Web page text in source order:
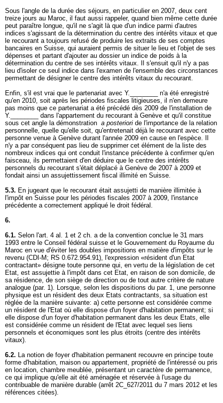
Sous l'angle de la durée des séjours, en particulier en 2007, deux cent
treize jours au Maroc, il faut aussi rappeler, quand bien même cette durée
peut paraître longue, qu'il ne s'agit là que d'un indice parmi d'autres
indices s'agissant de la détermination du centre des intérêts vitaux et que
le recourant a toujours refusé de produire les extraits de ses comptes
bancaires en Suisse, qui auraient permis de situer le lieu et l'objet de ses
dépenses et partant d'ajouter au dossier un indice de poids à la
détermination du centre de ses intérêts vitaux. Il s'ensuit qu'il n'y a pas
lieu d'isoler ce seul indice dans l'examen de l'ensemble des circonstances
permettant de désigner le centre des intérêts vitaux du recourant.
Enfin, s'il est vrai que le partenariat avec Y.________ n'a été enregistré
qu'en 2010, soit après les périodes fiscales litigieuses, il n'en demeure
pas moins que ce partenariat a été précédé dès 2009 de l'installation de
Y.________ dans l'appartement du recourant à Genève et qu'il constitue
sous cet angle la démonstration a posteriori de l'importance de la relation
personnelle, quelle qu'elle soit, qu'entretenait déjà le recourant avec cette
personne venue à Genève durant l'année 2009 en cause en l'espèce. Il
n'y a par conséquent pas lieu de supprimer cet élément de la liste des
nombreux indices qui ont conduit l'instance précédente à confirmer qu'en
faisceau, ils permettaient d'en déduire que le centre des intérêts
personnels du recourant s'était déplacé à Genève de 2007 à 2009 et
fondait ainsi un assujettissement fiscal illimité en Suisse.
5.3. En jugeant que le recourant était assujetti de manière illimitée à
l'impôt en Suisse pour les périodes fiscales 2007 à 2009, l'instance
précédente a correctement appliqué le droit fédéral.
6.
6.1. Selon l'art. 4 al. 1 et 2 ch. a de la convention conclue le 31 mars
1993 entre le Conseil fédéral suisse et le Gouvernement du Royaume du
Maroc en vue d'éviter les doubles impositions en matière d'impôts sur le
revenu (CDI-M; RS 0.672.954.91), l'expression «résident d'un Etat
contractant» désigne toute personne qui, en vertu de la législation de cet
Etat, est assujettie à l'impôt dans cet Etat, en raison de son domicile, de
sa résidence, de son siège de direction ou de tout autre critère de nature
analogue (par. 1). Lorsque, selon les dispositions du par. 1, une personne
physique est un résident des deux Etats contractants, sa situation est
réglée de la manière suivante: a) cette personne est considérée comme
un résident de l'Etat où elle dispose d'un foyer d'habitation permanent; si
elle dispose d'un foyer d'habitation permanent dans les deux Etats, elle
est considérée comme un résident de l'Etat avec lequel ses liens
personnels et économiques sont les plus étroits (centre des intérêts
vitaux).
6.2. La notion de foyer d'habitation permanent recouvre en principe toute
forme d'habitation, maison ou appartement, propriété de l'intéressé ou pris
en location, chambre meublée, présentant un caractère de permanence,
ce qui implique qu'elle ait été aménagée et réservée à l'usage du
contribuable de manière durable (arrêt 2C_627/2011 du 7 mars 2012 et les
références citées).